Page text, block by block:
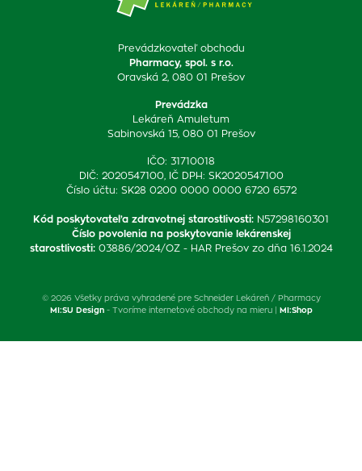
Prevádzkovateľ obchodu
Pharmacy, spol. s r.o.
Oravská 2, 080 01 Prešov
Prevádzka
Lekáreň Amuletum
Sabinovská 15, 080 01 Prešov
IČO: 31710018
DIČ: 2020547100, IČ DPH: SK2020547100
Číslo účtu: SK28 0200 0000 0000 6720 6572
Kód poskytovateľa zdravotnej starostlivosti: N57298160301
Číslo povolenia na poskytovanie lekárenskej
starostlivosti: 03886/2024/OZ - HAR Prešov zo dňa 16.1.2024
© 2026 Všetky práva vyhradené pre Schneider Lekáreň / Pharmacy
MI:SU Design- Tvoríme internetové obchody na mieru | MI:Shop